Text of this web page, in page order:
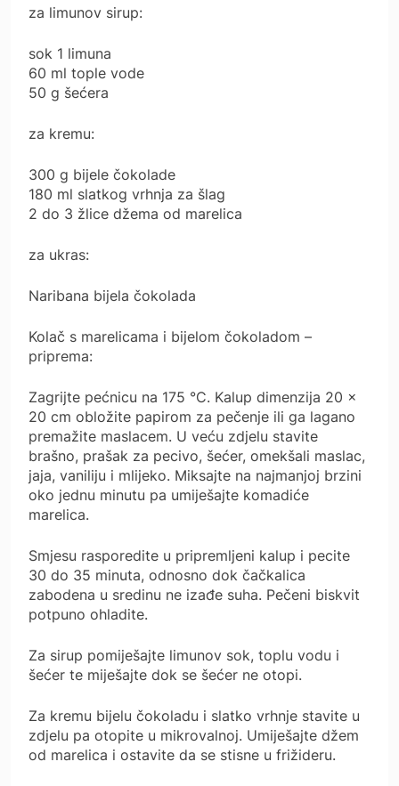
za limunov sirup:
sok 1 limuna
60 ml tople vode
50 g šećera
za kremu:
300 g bijele čokolade
180 ml slatkog vrhnja za šlag
2 do 3 žlice džema od marelica
za ukras:
Naribana bijela čokolada
Kolač s marelicama i bijelom čokoladom –
priprema:
Zagrijte pećnicu na 175 °C. Kalup dimenzija 20 x
20 cm obložite papirom za pečenje ili ga lagano
premažite maslacem. U veću zdjelu stavite
brašno, prašak za pecivo, šećer, omekšali maslac,
jaja, vaniliju i mlijeko. Miksajte na najmanjoj brzini
oko jednu minutu pa umiješajte komadiće
marelica.
Smjesu rasporedite u pripremljeni kalup i pecite
30 do 35 minuta, odnosno dok čačkalica
zabodena u sredinu ne izađe suha. Pečeni biskvit
potpuno ohladite.
Za sirup pomiješajte limunov sok, toplu vodu i
šećer te miješajte dok se šećer ne otopi.
Za kremu bijelu čokoladu i slatko vrhnje stavite u
zdjelu pa otopite u mikrovalnoj. Umiješajte džem
od marelica i ostavite da se stisne u frižideru.